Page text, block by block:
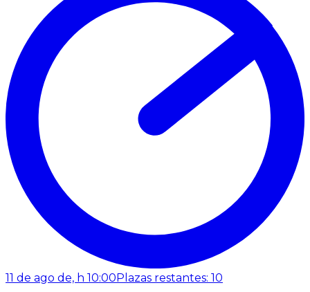
11 de ago de, h 10:00Plazas restantes: 10